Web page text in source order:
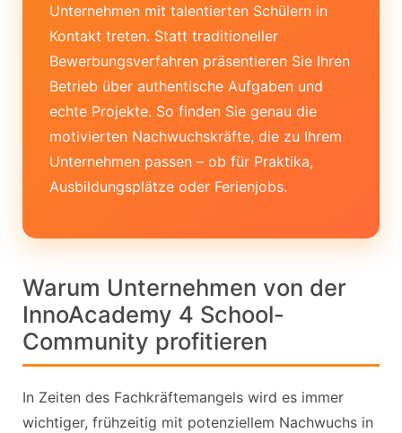
Unternehmen mit talentierten Schülern in
Kontakt treten. Statt traditioneller
Bewerbungsverfahren präsentieren Sie Ihren
Betrieb über authentische Aufgaben und
echte Projekte. So finden Sie genau die
motivierten Nachwuchskräfte, die zu Ihrem
Unternehmen passen – ob für Praktika,
Ausbildungsplätze oder Ferienjobs.
Warum Unternehmen von der
InnoAcademy 4 School-
Community profitieren
In Zeiten des Fachkräftemangels wird es immer
wichtiger, frühzeitig mit potenziellem Nachwuchs in